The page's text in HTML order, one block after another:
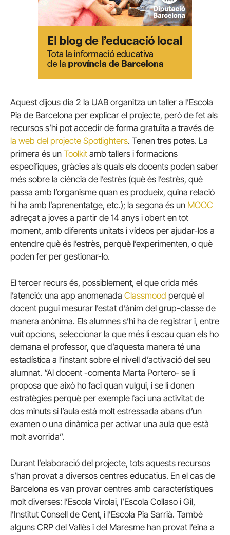
Aquest dijous dia 2 la UAB organitza un taller a l’Escola
Pia de Barcelona per explicar el projecte, però de fet als
recursos s’hi pot accedir de forma gratuïta a través de
la web del projecte Spotlighters. Tenen tres potes. La
primera és un Toolkit amb tallers i formacions
específiques, gràcies als quals els docents poden saber
més sobre la ciència de l’estrès (què és l’estrès, què
passa amb l’organisme quan es produeix, quina relació
hi ha amb l’aprenentatge, etc.); la segona és un MOOC
adreçat a joves a partir de 14 anys i obert en tot
moment, amb diferents unitats i vídeos per ajudar-los a
entendre què és l’estrès, perquè l’experimenten, o què
poden fer per gestionar-lo.
El tercer recurs és, possiblement, el que crida més
l’atenció: una app anomenada Classmood perquè el
docent pugui mesurar l’estat d’ànim del grup-classe de
manera anònima. Els alumnes s’hi ha de registrar i, entre
vuit opcions, seleccionar la que més li escau quan els ho
demana el professor, que d’aquesta manera té una
estadística a l’instant sobre el nivell d’activació del seu
alumnat. “Al docent -comenta Marta Portero- se li
proposa que això ho faci quan vulgui, i se li donen
estratègies perquè per exemple faci una activitat de
dos minuts si l’aula està molt estressada abans d’un
examen o una dinàmica per activar una aula que està
molt avorrida”.
Durant l’elaboració del projecte, tots aquests recursos
s’han provat a diversos centres educatius. En el cas de
Barcelona es van provar centres amb característiques
molt diverses: l’Escola Virolai, l’Escola Collaso i Gil,
l’Institut Consell de Cent, i l’Escola Pia Sarrià. També
alguns CRP del Vallès i del Maresme han provat l’eina a